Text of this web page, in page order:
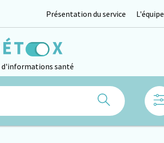
d'informations santé
Présentation du service L'équipe
Rechercher